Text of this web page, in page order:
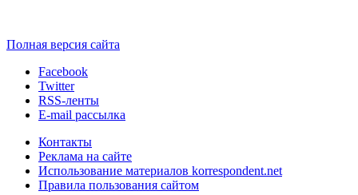
Полная версия сайта
Facebook
Twitter
RSS-ленты
E-mail рассылка
Контакты
Реклама на сайте
Использование материалов korrespondent.net
Правила пользования сайтом